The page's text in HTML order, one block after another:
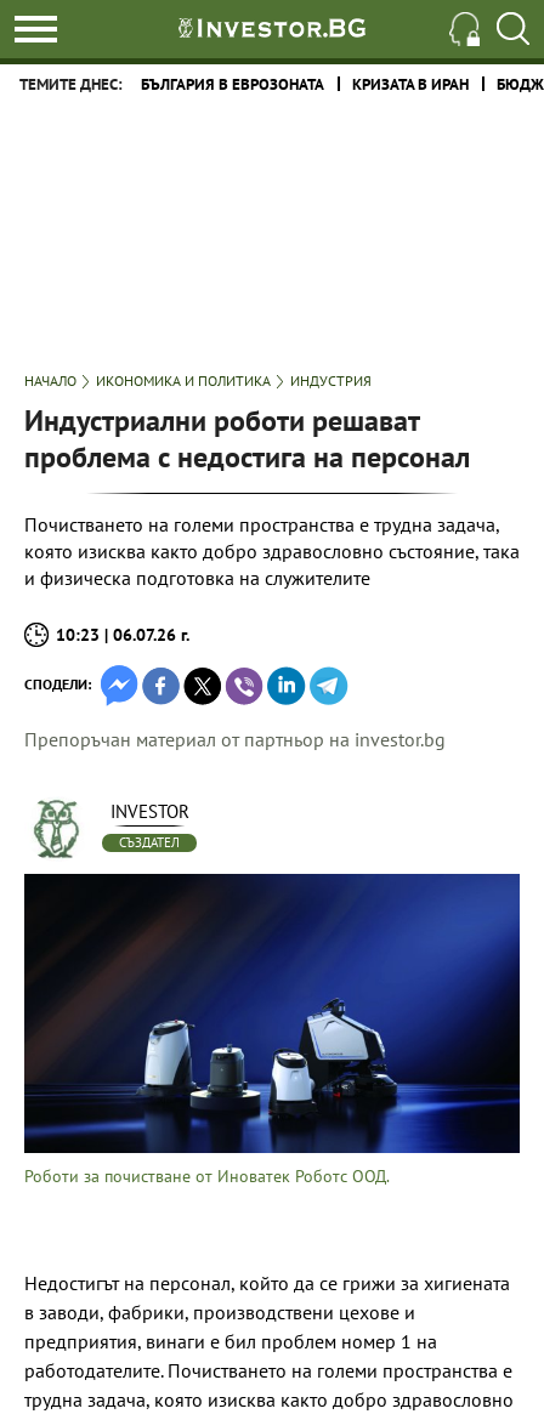
ТЕМИТЕ ДНЕС: БЪЛГАРИЯ В ЕВРОЗОНАТА КРИЗАТА В ИРАН
НАЧАЛО ИКОНОМИКА И ПОЛИТИКА ИНДУСТРИЯ
Индустриални роботи решават
проблема с недостига на персонал
Почистването на големи пространства е трудна задача,
която изисква както добро здравословно състояние, така
и физическа подготовка на служителите
10:23 | 06.07.26 г.
СПОДЕЛИ:
Препоръчан материал от партньор на investor.bg
INVESTOR
СЪЗДАТЕЛ
Роботи за почистване от Иноватек Роботс ООД.
Недостигът на персонал, който да се грижи за хигиената
в заводи, фабрики, производствени цехове и
предприятия, винаги е бил проблем номер 1 на
работодателите. Почистването на големи пространства е
трудна задача, която изисква както добро здравословно